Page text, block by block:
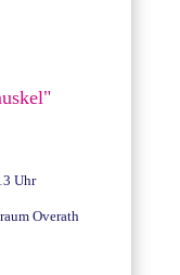
Uhr
Overath